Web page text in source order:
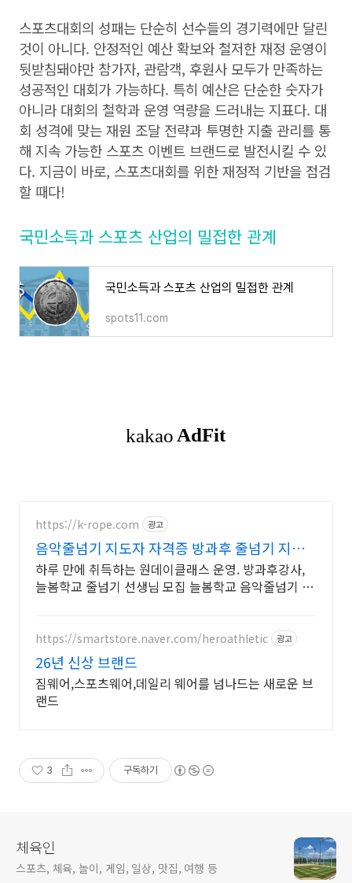
스포츠대회의 성패는 단순히 선수들의 경기력에만 달린
것이 아니다. 안정적인 예산 확보와 철저한 재정 운영이
뒷받침돼야만 참가자, 관람객, 후원사 모두가 만족하는
성공적인 대회가 가능하다. 특히 예산은 단순한 숫자가
아니라 대회의 철학과 운영 역량을 드러내는 지표다. 대
회 성격에 맞는 재원 조달 전략과 투명한 지출 관리를 통
해 지속 가능한 스포츠 이벤트 브랜드로 발전시킬 수 있
다. 지금이 바로, 스포츠대회를 위한 재정적 기반을 점검
할 때다!
국민소득과 스포츠 산업의 밀접한 관계
국민소득과 스포츠 산업의 밀접한 관계
spots11.com
https://k-rope.com 광고
음악줄넘기 지도자 자격증 방과후 줄넘기 지도
자 양성
하루 만에 취득하는 원데이클래스 운영. 방과후강사,
늘봄학교 줄넘기 선생님 모집 늘봄학교 음악줄넘기 강
https://smartstore.naver.com/heroathletic 광고
26년 신상 브랜드
짐웨어,스포츠웨어,데일리 웨어를 넘나드는 새로운 브
랜드
3 구독하기
체육인
스포츠, 체육, 놀이, 게임, 일상, 맛집, 여행 등